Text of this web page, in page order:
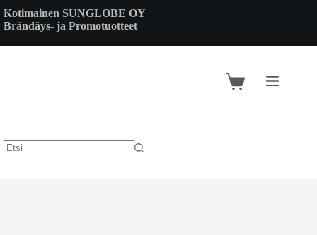
to
content
Kotimainen SUNGLOBE OY
Brändäys- ja Promotuotteet
Shopping